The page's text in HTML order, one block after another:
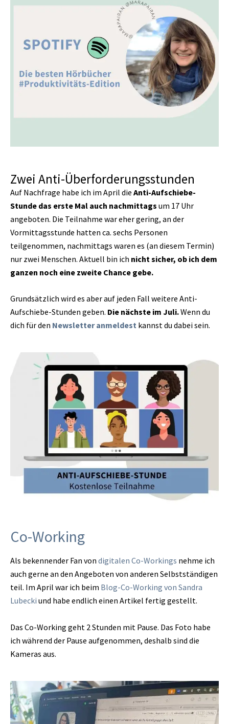
Zwei Anti-Überforderungsstunden
Auf Nachfrage habe ich im April die Anti-Aufschiebe-
Stunde das erste Mal auch nachmittags um 17 Uhr
angeboten. Die Teilnahme war eher gering, an der
Vormittagsstunde hatten ca. sechs Personen
teilgenommen, nachmittags waren es (an diesem Termin)
nur zwei Menschen. Aktuell bin ich nicht sicher, ob ich dem
ganzen noch eine zweite Chance gebe.
Grundsätzlich wird es aber auf jeden Fall weitere Anti-
Aufschiebe-Stunden geben. Die nächste im Juli.Wenn du
dich für den Newsletter anmeldest kannst du dabei sein.
Co-Working
Als bekennender Fan von digitalen Co-Workings nehme ich
auch gerne an den Angeboten von anderen Selbstständigen
teil. Im April war ich beim Blog-Co-Working von Sandra
Lubecki und habe endlich einen Artikel fertig gestellt.
Das Co-Working geht 2 Stunden mit Pause. Das Foto habe
ich während der Pause aufgenommen, deshalb sind die
Kameras aus.